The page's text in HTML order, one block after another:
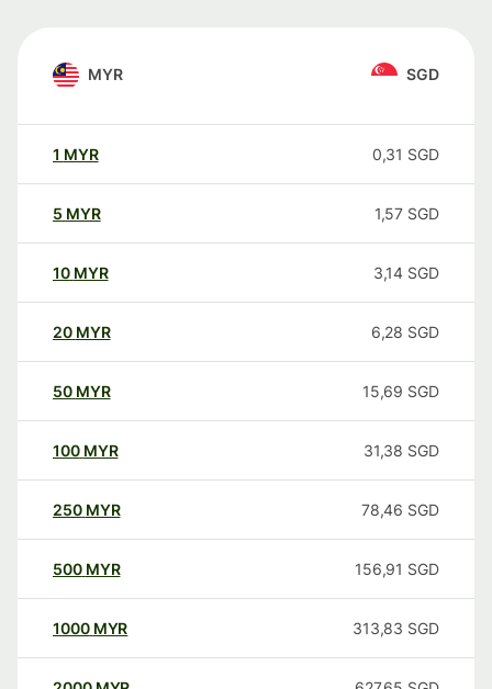
MYR SGD
1 MYR 0,31 SGD
5 MYR 1,57 SGD
10 MYR 3,14 SGD
20 MYR 6,28 SGD
50 MYR 15,69 SGD
100 MYR 31,38 SGD
250 MYR 78,46 SGD
500 MYR 156,91 SGD
1000 MYR 313,83 SGD